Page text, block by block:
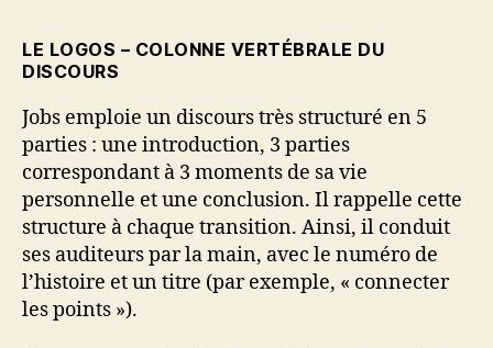
LE LOGOS – COLONNE VERTÉBRALE DU
DISCOURS
Jobs emploie un discours très structuré en 5
parties : une introduction, 3 parties
correspondant à 3 moments de sa vie
personnelle et une conclusion. Il rappelle cette
structure à chaque transition. Ainsi, il conduit
ses auditeurs par la main, avec le numéro de
l’histoire et un titre (par exemple, « connecter
les points »).